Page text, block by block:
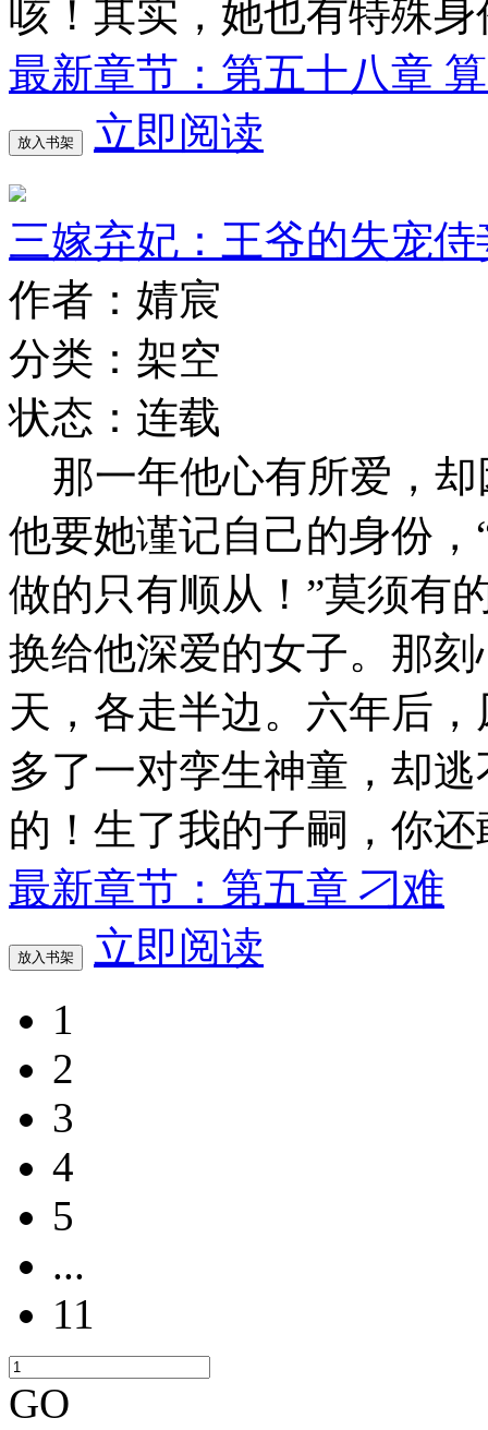
咳！其实，她也有特殊
最新章节：第五十八章
放入书架 立即阅读
三嫁弃妃：王爷的失宠侍
作者：婧宸
分类：架空
状态：连载
那一年他心有所爱，却
他要她谨记自己的身份
做的只有顺从！”莫须有
换给他深爱的女子。那
天，各走半边。六年后
多了一对孪生神童，却
的！生了我的子嗣，你还
最新章节：第五章 刁难
放入书架
立即阅读
1
2
3
4
5
...
11
GO